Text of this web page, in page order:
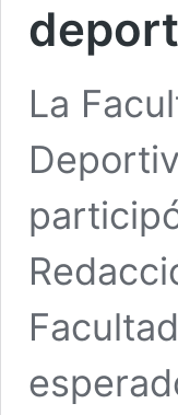
La